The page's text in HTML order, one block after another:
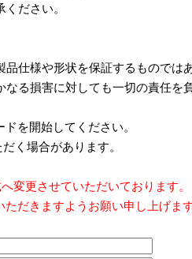
ださい。
仕様や形状を保証するものではあ
る損害に対しても一切の責任を負
を開始してください。
く場合があります。
変更させていただいております。
だきますようお願い申し上げます